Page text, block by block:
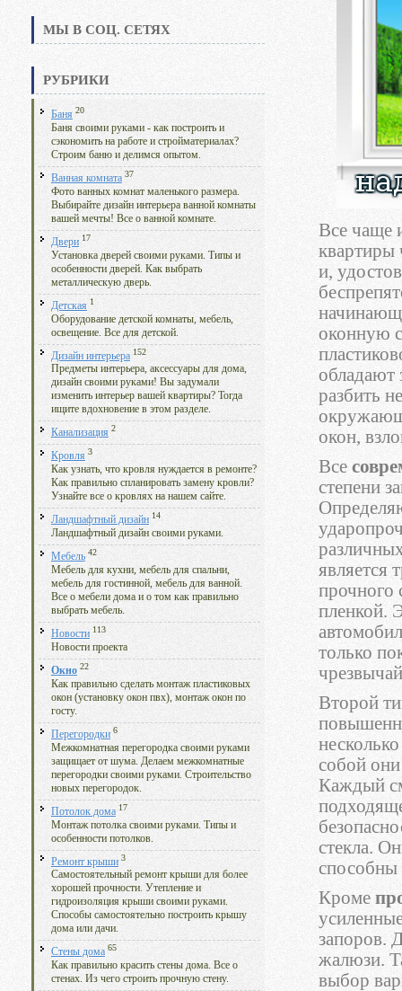
МЫ В СОЦ. СЕТЯХ
РУБРИКИ
Баня 20
Баня своими руками - как построить и
сэкономить на работе и стройматериалах?
Строим баню и делимся опытом.
Ванная комната 37
Фото ванных комнат маленького размера.
Выбирайте дизайн интерьера ванной комнаты
вашей мечты! Все о ванной комнате.
Двери 17
Установка дверей своими руками. Типы и
особенности дверей. Как выбрать
металлическую дверь.
Детская 1
Оборудование детской комнаты, мебель,
освещение. Все для детской.
Дизайн интерьера 152
Предметы интерьера, аксессуары для дома,
дизайн своими руками! Вы задумали
изменить интерьер вашей квартиры? Тогда
ищите вдохновение в этом разделе.
Канализация 2
Кровля 3
Как узнать, что кровля нуждается в ремонте?
Как правильно спланировать замену кровли?
Узнайте все о кровлях на нашем сайте.
Ландшафтный дизайн 14
Ландшафтный дизайн своими руками.
Мебель 42
Мебель для кухни, мебель для спальни,
мебель для гостинной, мебель для ванной.
Все о мебели дома и о том как правильно
выбрать мебель.
Новости 113
Новости проекта
Окно 22
Как правильно сделать монтаж пластиковых
окон (установку окон пвх), монтаж окон по
госту.
Перегородки 6
Межкомнатная перегородка своими руками
защищает от шума. Делаем межкомнатные
перегородки своими руками. Строительство
новых перегородок.
Потолок дома 17
Монтаж потолка своими руками. Типы и
особенности потолков.
Ремонт крыши 3
Самостоятельный ремонт крыши для более
хорошей прочности. Утепление и
гидроизоляция крыши своими руками.
Способы самостоятельно построить крышу
дома или дачи.
Стены дома 65
Как правильно красить стены дома. Все о
стенах. Из чего строить прочную стену.
Все чаще
квартиры
и,
оконную
обладают
разбить
окон,
Все
степени
является
прочного
пленкой.
только
Второй
собой
Каждый
стекла.
способны
Кроме
запоров.
жалюзи.
выбор